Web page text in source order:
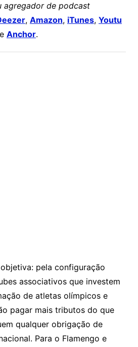
agregador de podcast
, Amazon, iTunes, Youtu
Anchor.
pela configuração
associativos que investem
de atletas olímpicos e
pagar mais tributos do que
qualquer obrigação de
Para o Flamengo e